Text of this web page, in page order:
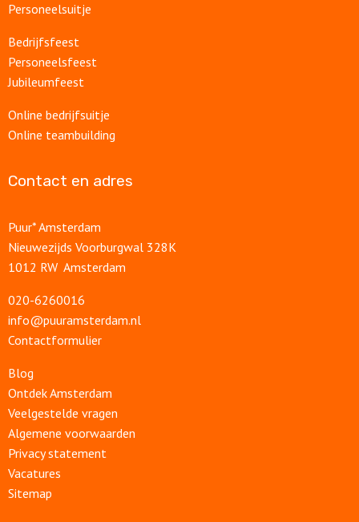
Personeelsuitje
Bedrijfsfeest
Personeelsfeest
Jubileumfeest
Online bedrijfsuitje
Online teambuilding
Contact en adres
Puur* Amsterdam
Nieuwezijds Voorburgwal 328K
1012 RW Amsterdam
020-6260016
info@puuramsterdam.nl
Contactformulier
Blog
Ontdek Amsterdam
Veelgestelde vragen
Algemene voorwaarden
Privacy statement
Vacatures
Sitemap